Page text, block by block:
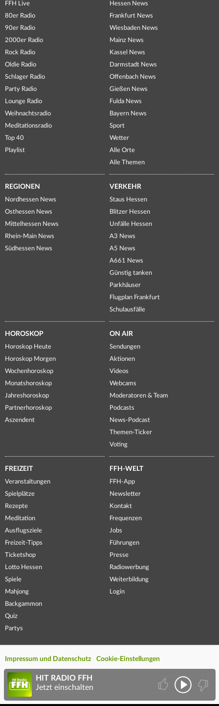
FFH Live
80er Radio
90er Radio
2000er Radio
Rock Radio
Oldie Radio
Schlager Radio
Party Radio
Lounge Radio
Weihnachtsradio
Meditationsradio
Top 40
Playlist
Hessen News
Frankfurt News
Wiesbaden News
Mainz News
Kassel News
Darmstadt News
Offenbach News
Gießen News
Fulda News
Bayern News
Sport
Wetter
Alle Orte
Alle Themen
REGIONEN
Nordhessen News
Osthessen News
Mittelhessen News
Rhein-Main News
Südhessen News
VERKEHR
Staus Hessen
Blitzer Hessen
Unfälle Hessen
A3 News
A5 News
A661 News
Günstig tanken
Parkhäuser
Flugplan Frankfurt
Schulausfälle
HOROSKOP
Horoskop Heute
Horoskop Morgen
Wochenhoroskop
Monatshoroskop
Jahreshoroskop
Partnerhoroskop
Aszendent
ON AIR
Sendungen
Aktionen
Videos
Webcams
Moderatoren & Team
Podcasts
News-Podcast
Themen-Ticker
Voting
FREIZEIT
Veranstaltungen
Spielplätze
Rezepte
Meditation
Ausflugsziele
Freizeit-Tipps
Ticketshop
Lotto Hessen
Spiele
Mahjong
Backgammon
Quiz
Partys
FFH-WELT
FFH-App
Newsletter
Kontakt
Frequenzen
Jobs
Führungen
Presse
Radiowerbung
Weiterbildung
Login
Impressum und Datenschutz Cookie-Einstellungen
HIT RADIO FFH
Jetzt einschalten